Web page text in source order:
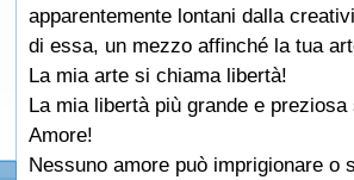
apparentemente lontani dalla
di essa, un mezzo affinché la tua
La mia arte si chiama libertà!
La mia libertà più grande e
Amore!
Nessuno amore può imprigionare o